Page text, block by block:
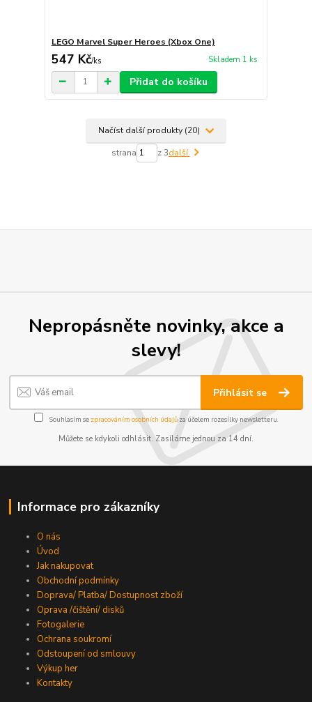
LEGO Marvel Super Heroes (Xbox One)
547 Kč/ks Skladem 1 ks
Přidat do košíku
Načíst další produkty (20)
strana z 3další
Nepropásněte novinky, akce a
slevy!
Přihlásit se
Souhlasím se zpracováním osobních údajůza účelem rozesílky newsletteru.
Můžete se kdykoli odhlásit. Zasíláme jednou za 14 dní.
Informace pro zákazníky
O nás
Úvod
Jak nakupovat
Obchodní podmínky
Doprava/ Platba/ Dostupnost zboží
Oprava /čištění/ disků
Fotogalerie
Ochrana soukromí
Odstoupení od smlouvy
Výkup her
Kontakty